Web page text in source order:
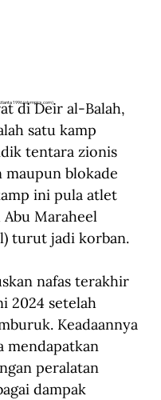
1996 (olympics.com)
di Deir al-Balah,
satu kamp
tentara zionis
maupun blokade
ini pula atlet
Maraheel
turut jadi korban.
nafas terakhir
2024 setelah
Keadaannya
mendapatkan
peralatan
dampak